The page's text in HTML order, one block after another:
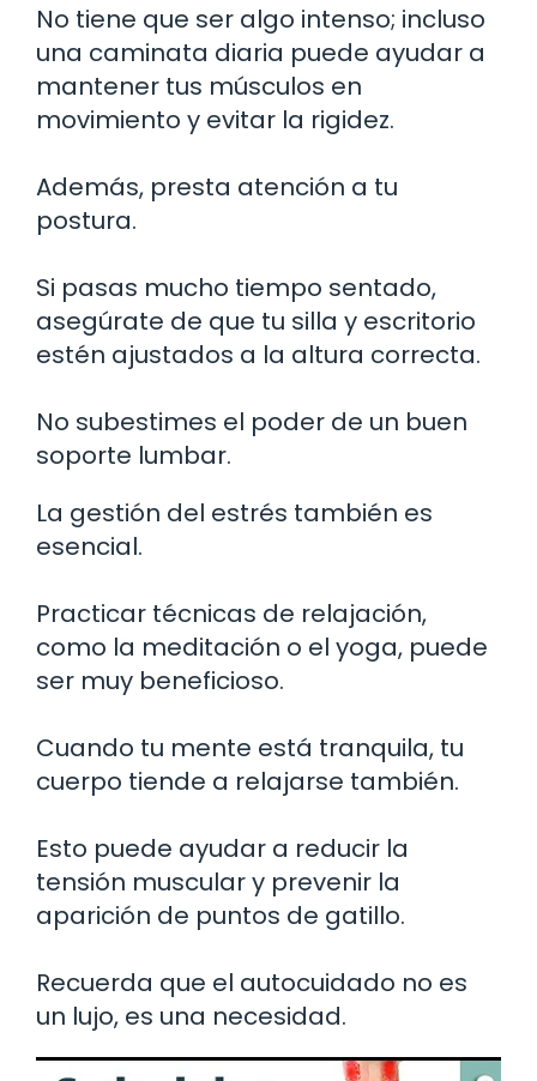
No tiene que ser algo intenso; incluso
una caminata diaria puede ayudar a
mantener tus músculos en
movimiento y evitar la rigidez.
Además, presta atención a tu
postura.
Si pasas mucho tiempo sentado,
asegúrate de que tu silla y escritorio
estén ajustados a la altura correcta.
No subestimes el poder de un buen
soporte lumbar.
La gestión del estrés también es
esencial.
Practicar técnicas de relajación,
como la meditación o el yoga, puede
ser muy beneficioso.
Cuando tu mente está tranquila, tu
cuerpo tiende a relajarse también.
Esto puede ayudar a reducir la
tensión muscular y prevenir la
aparición de puntos de gatillo.
Recuerda que el autocuidado no es
un lujo, es una necesidad.